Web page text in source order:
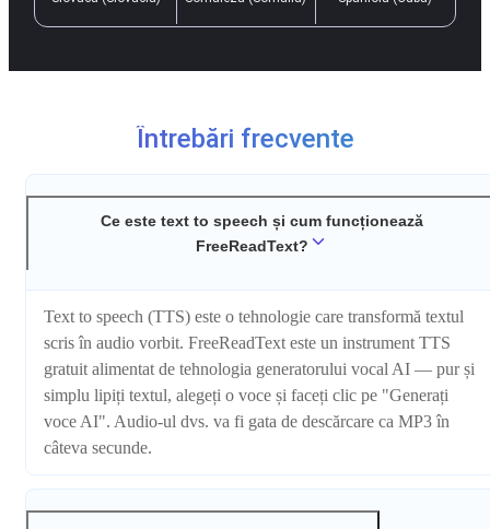
Întrebări frecvente
Ce este text to speech și cum funcționează
FreeReadText?
Text to speech (TTS) este o tehnologie care transformă textul
scris în audio vorbit. FreeReadText este un instrument TTS
gratuit alimentat de tehnologia generatorului vocal AI — pur și
simplu lipiți textul, alegeți o voce și faceți clic pe "Generați
voce AI". Audio-ul dvs. va fi gata de descărcare ca MP3 în
câteva secunde.